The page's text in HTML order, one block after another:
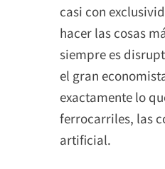
casi con
hacer las cosas
siempre es
el gran
exactamente lo
ferrocarriles, las
artificial.